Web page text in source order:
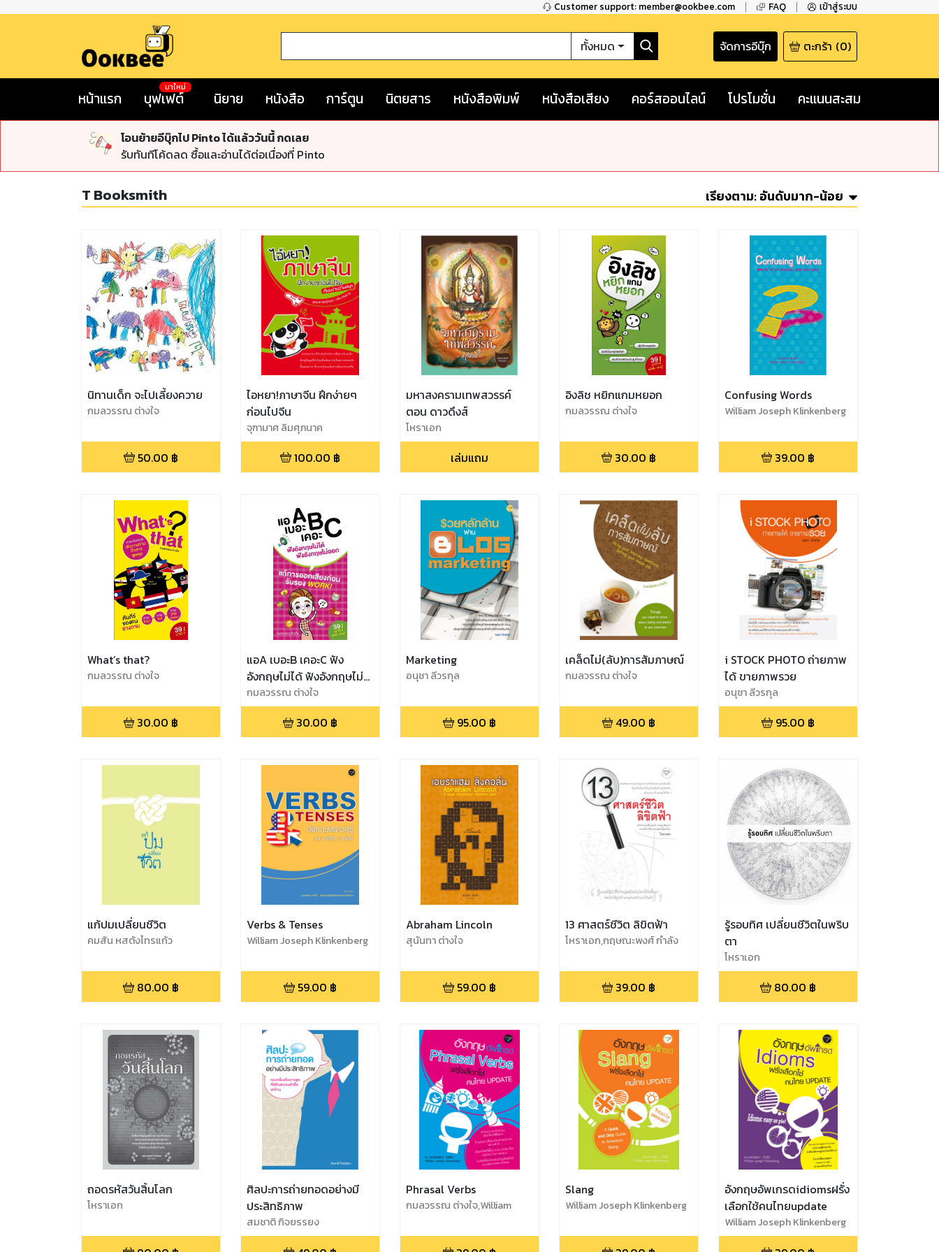
Customer support: member@ookbee.com FAQ เข้าสู่ระบบ
ทั้งหมด จัดการอีบุ๊ก ตะกร้า (0)
หน้าแรก บุฟเฟต์
มาใหม่
นิยาย หนังสือ การ์ตูน นิตยสาร หนังสือพิมพ์ หนังสือเสียง คอร์สออนไลน์ โปรโมชั่น คะแนนสะสม
โอนย้ายอีบุ๊กไป Pinto ได้แล้ววันนี้ กดเลย
รับทันทีโค้ดลด ซื้อและอ่านได้ต่อเนื่องที่ Pinto
T Booksmith เรียงตาม:อันดับมาก-น้อย
นิทานเด็ก จะไปเลี้ยงควาย
กมลวรรณ ต่างใจ
50.00 ฿
ไอหยา!ภาษาจีน ฝึกง่ายๆ
ก่อนไปจีน
จุฑามาศ ลิมศุภนาค
100.00 ฿
มหาสงครามเทพสวรรค์
ตอน ดาวดึงส์
โหราเอก
เล่มแถม
อิงลิช หยิกแกมหยอก
กมลวรรณ ต่างใจ
30.00 ฿
Confusing Words
William Joseph Klinkenberg
39.00 ฿
What’s that?
กมลวรรณ ต่างใจ
30.00 ฿
แอA เบอะB เคอะC ฟัง
อังกฤษไม่ได้ ฟังอังกฤษไม่
ออก
กมลวรรณ ต่างใจ
30.00 ฿
Marketing
อนุชา ลีวรกุล
95.00 ฿
เคล็ดไม่(ลับ)การสัมภาษณ์
กมลวรรณ ต่างใจ
49.00 ฿
i STOCK PHOTO ถ่ายภาพ
ได้ ขายภาพรวย
อนุชา ลีวรกุล
95.00 ฿
แก้ปมเปลี่ยนชีวิต
คมสัน หสตังไทรแก้ว
80.00 ฿
Verbs & Tenses
William Joseph Klinkenberg
59.00 ฿
Abraham Lincoln
สุนันทา ต่างใจ
59.00 ฿
13 ศาสตร์ชีวิต ลิขิตฟ้า
โหราเอก,กฤษณะพงศ์ กำลัง
39.00 ฿
รู้รอบทิศ เปลี่ยนชีวิตในพริบ
ตา
โหราเอก
80.00 ฿
ถอดรหัสวันสิ้นโลก
โหราเอก
ศิลปะการถ่ายทอดอย่างมี
ประสิทธิภาพ
สมชาติ กิจยรรยง
Phrasal Verbs
กมลวรรณ ต่างใจ,William
Slang
William Joseph Klinkenberg
อังกฤษอัพเกรดidiomsฝรั่ง
เลือกใช้คนไทยupdate
William Joseph Klinkenberg